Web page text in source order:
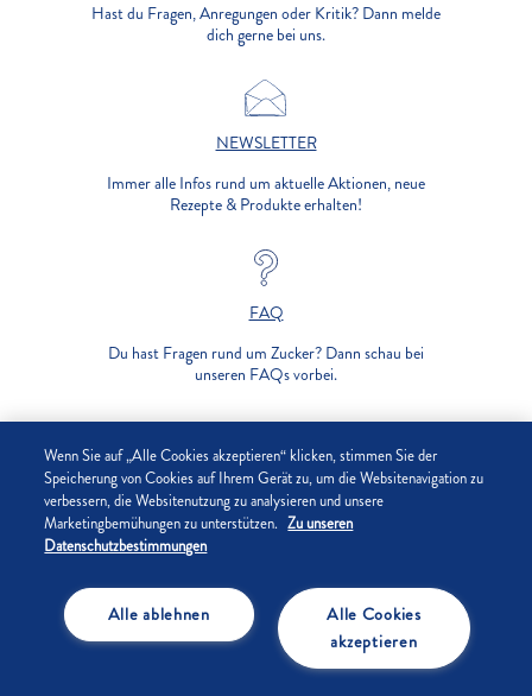
Hast du Fragen, Anregungen oder Kritik? Dann melde
dich gerne bei uns.
NEWSLETTER
Immer alle Infos rund um aktuelle Aktionen, neue
Rezepte & Produkte erhalten!
FAQ
Du hast Fragen rund um Zucker? Dann schau bei
unseren FAQs vorbei.
UNTERNEHMEN
DATENSCHUTZ
COOKIE-EINSTELLUNGEN
Wenn Sie auf „Alle Cookies akzeptieren“ klicken, stimmen Sie der
Speicherung von Cookies auf Ihrem Gerät zu, um die Websitenavigation zu
verbessern, die Websitenutzung zu analysieren und unsere
Marketingbemühungen zu unterstützen. Zu unseren
Datenschutzbestimmungen
Alle Cookies
akzeptieren
Alle ablehnen